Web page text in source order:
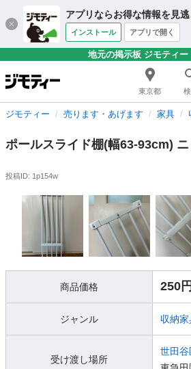
アプリならお得な情報を見逃
インストール アプリで開く
地元の掲示板 ジモティー
東京都
ジモティー 売ります・あげます 家具
ポールスライド棚(幅63-93cm) ニ
投稿ID: 1p154w
商品価格 250円
ジャンル 収納家
受け渡し場所
世田谷